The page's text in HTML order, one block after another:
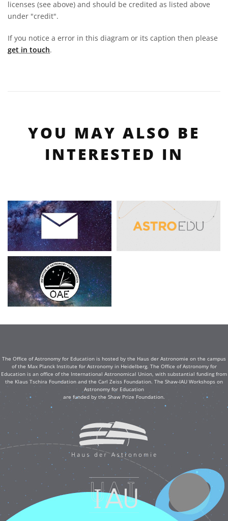
licenses (see above) and should be credited as listed above
under "credit".
If you notice a error in this diagram or its caption then please
get in touch.
YOU MAY ALSO BE
INTERESTED IN
The Office of Astronomy for Education is hosted by the Haus der Astronomie on the campus
of the Max Planck Institute for Astronomy in Heidelberg. The Office of Astronomy for
Education is an office of the International Astronomical Union, with substantial funding from
the Klaus Tschira Foundation and the Carl Zeiss Foundation. The Shaw-IAU Workshops on
Astronomy for Education
are funded by the Shaw Prize Foundation.